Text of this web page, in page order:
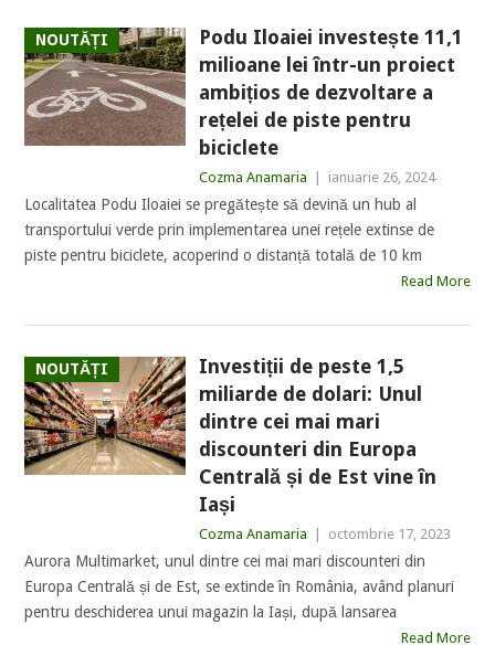
NOUTĂȚI
Podu Iloaiei investește 11,1
milioane lei într-un proiect
ambițios de dezvoltare a
rețelei de piste pentru
biciclete
Cozma Anamaria ianuarie 26, 2024
Localitatea Podu Iloaiei se pregătește să devină un hub al
transportului verde prin implementarea unei rețele extinse de
piste pentru biciclete, acoperind o distanță totală de 10 km
Read More
NOUTĂȚI
Investiții de peste 1,5
miliarde de dolari: Unul
dintre cei mai mari
discounteri din Europa
Centrală și de Est vine în
Iași
Cozma Anamaria octombrie 17, 2023
Aurora Multimarket, unul dintre cei mai mari discounteri din
Europa Centrală și de Est, se extinde în România, având planuri
pentru deschiderea unui magazin la Iași, după lansarea
Read More